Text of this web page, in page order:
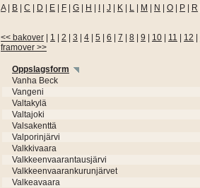
A| B C D E F G H J K L M N O P R
<< bakover 1 2 3 4 5 6 7 8 9 10 11 12
framover >>
Oppslagsform
Vanha Beck
Vangeni
Valtakylä
Valtajoki
Valsakenttä
Valporinjärvi
Valkkivaara
Valkkeenvaarantausjärvi
Valkkeenvaarankurunjärvet
Valkeavaara